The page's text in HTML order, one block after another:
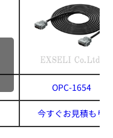
OPC-1654
今すぐお見積もり